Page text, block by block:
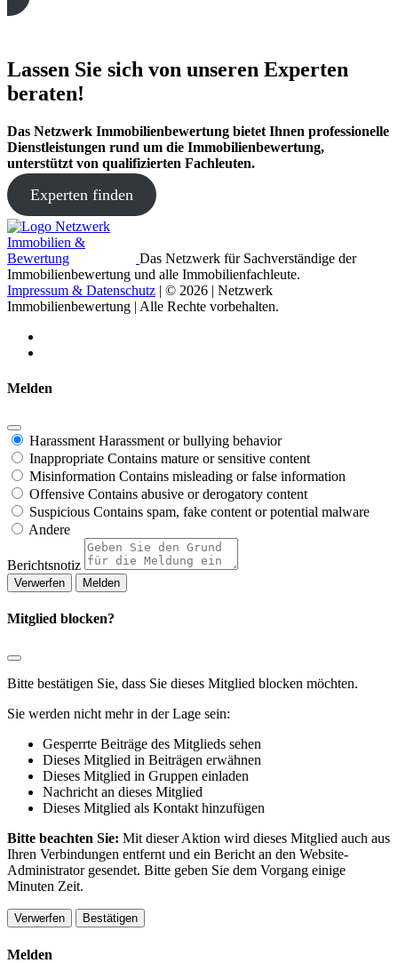
Lassen Sie sich von unseren Experten
beraten!
Das Netzwerk Immobilienbewertung bietet Ihnen professionelle
Dienstleistungen rund um die Immobilienbewertung,
unterstützt von qualifizierten Fachleuten.
Experten finden
Das Netzwerk für Sachverständige der
Immobilienbewertung und alle Immobilienfachleute.
Impressum & Datenschutz | © 2026 | Netzwerk
Immobilienbewertung | Alle Rechte vorbehalten.
Melden
Harassment Harassment or bullying behavior
Inappropriate Contains mature or sensitive content
Misinformation Contains misleading or false information
Offensive Contains abusive or derogatory content
Suspicious Contains spam, fake content or potential malware
Andere
Berichtsnotiz
Melden
Mitglied blocken?
Bitte bestätigen Sie, dass Sie dieses Mitglied blocken möchten.
Sie werden nicht mehr in der Lage sein:
Gesperrte Beiträge des Mitglieds sehen
Dieses Mitglied in Beiträgen erwähnen
Dieses Mitglied in Gruppen einladen
Nachricht an dieses Mitglied
Dieses Mitglied als Kontakt hinzufügen
Bitte beachten Sie: Mit dieser Aktion wird dieses Mitglied auch aus
Ihren Verbindungen entfernt und ein Bericht an den Website-
Administrator gesendet. Bitte geben Sie dem Vorgang einige
Minuten Zeit.
Bestätigen
Melden